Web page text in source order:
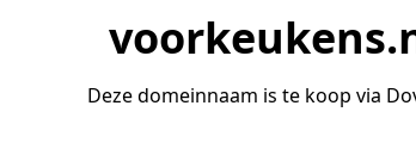
Deze domeinnaam is te koop via